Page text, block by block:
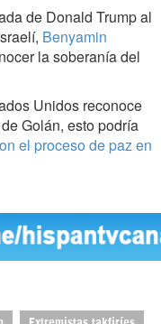
de Donald Trump al
Benyamin
la soberanía del
Unidos reconoce
Golán, esto podría
el proceso de paz en
Extremistas takfiríes